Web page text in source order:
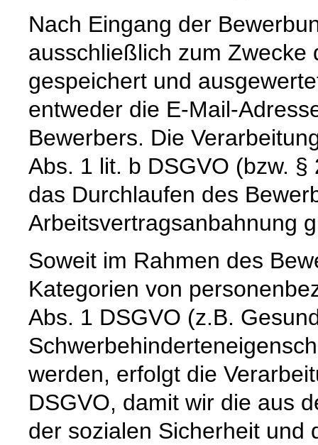
Nach Eingang der
ausschließlich zum
gespeichert und
entweder die E-Mail-
Bewerbers. Die
Abs. 1 lit. b DSGVO (bzw.
das Durchlaufen des
Arbeitsvertragsanbahnung
Soweit im Rahmen des
Kategorien von
Abs. 1 DSGVO (z.B.
werden, erfolgt die
DSGVO, damit wir die aus
der sozialen Sicherheit und